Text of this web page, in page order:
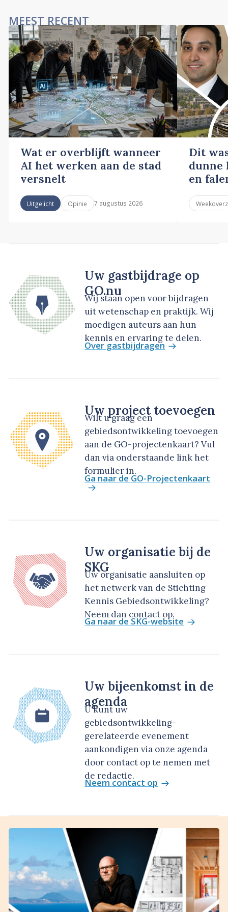
MEEST RECENT
Wat er overblijft wanneer
AI het werken aan de stad
versnelt
Uitgelicht Opinie 7 augustus 2026
Dit
dunne
en
Uw gastbijdrage op
GO.nu
Wij staan open voor bijdragen
uit wetenschap en praktijk. Wij
moedigen auteurs aan hun
kennis en ervaring te delen.
Over gastbijdragen
Uw project toevoegen
Wilt u graag een
gebiedsontwikkeling toevoegen
aan de GO-projectenkaart? Vul
dan via onderstaande link het
formulier in.
Ga naar de GO-Projectenkaart
Uw organisatie bij de
SKG
Uw organisatie aansluiten op
het netwerk van de Stichting
Kennis Gebiedsontwikkeling?
Neem dan contact op.
Ga naar de SKG-website
Uw bijeenkomst in de
agenda
U kunt uw
gebiedsontwikkeling-
gerelateerde evenement
aankondigen via onze agenda
door contact op te nemen met
de redactie.
Neem contact op